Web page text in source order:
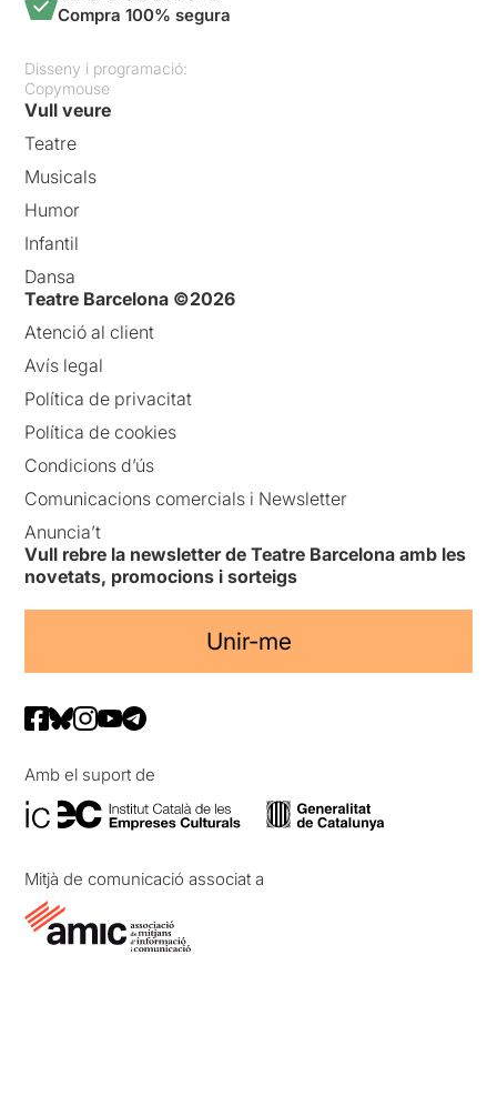
Compra 100% segura
Disseny i programació:
Copymouse
Vull veure
Teatre
Musicals
Humor
Infantil
Dansa
Teatre Barcelona ©2026
Atenció al client
Avís legal
Política de privacitat
Política de cookies
Condicions d’ús
Comunicacions comercials i Newsletter
Anuncia’t
Vull rebre la newsletter de Teatre Barcelona amb les
novetats, promocions i sorteigs
Unir-me
Amb el suport de
Mitjà de comunicació associat a